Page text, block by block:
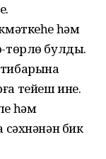
һәм
төрлө булды.
тейеш ине.
һәм
бик